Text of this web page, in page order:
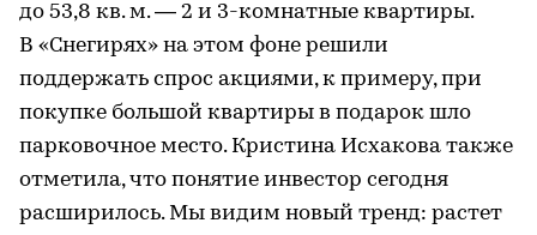
до 53,8 кв. м. — 2 и 3-комнатные квартиры.
В «Снегирях» на этом фоне решили
поддержать спрос акциями, к примеру, при
покупке большой квартиры в подарок шло
парковочное место. Кристина Исхакова также
отметила, что понятие инвестор сегодня
расширилось. Мы видим новый тренд: растет